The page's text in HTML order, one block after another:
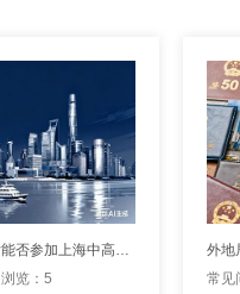
持上海居住证积分，子女能否参加上海中高考？
浏览：5
外地
常见